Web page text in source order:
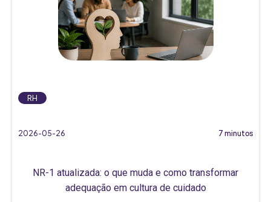
RH
2026-05-26 7 minutos
NR-1 atualizada: o que muda e como transformar
adequação em cultura de cuidado